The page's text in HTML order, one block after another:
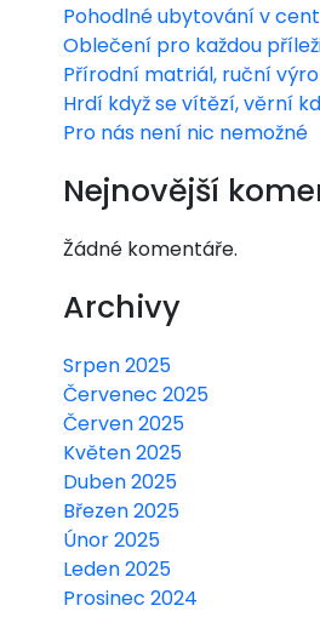
Pohodlné ubytování v
Oblečení pro každou
Přírodní matriál, ruční
Hrdí když se vítězí, věrní
Pro nás není nic nemožné
Nejnovější
Žádné komentáře.
Archivy
Srpen 2025
Červenec 2025
Červen 2025
Květen 2025
Duben 2025
Březen 2025
Únor 2025
Leden 2025
Prosinec 2024